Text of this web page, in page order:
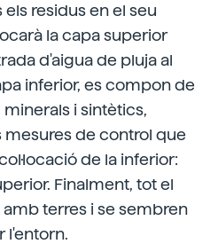
residus en el seu
la capa superior
d'aigua de pluja al
inferior, es compon de
i sintètics,
de control que
de la inferior:
Finalment, tot el
terres i se sembren
l'entorn.